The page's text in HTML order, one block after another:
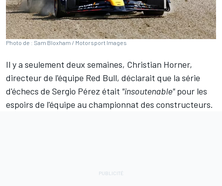
Photo de : Sam Bloxham / Motorsport Images
Il y a seulement deux semaines, Christian Horner,
directeur de l'équipe Red Bull, déclarait que la série
d'échecs de Sergio Pérez était "insoutenable"pour les
espoirs de l'équipe au championnat des constructeurs.